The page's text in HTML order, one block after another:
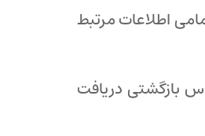
اطلاعات مرتبط
بازگشتی دریافت